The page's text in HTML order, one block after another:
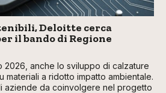
Deloitte cerca
il bando di Regione
2026, anche lo sviluppo di calzature
materiali a ridotto impatto ambientale.
aziende da coinvolgere nel progetto